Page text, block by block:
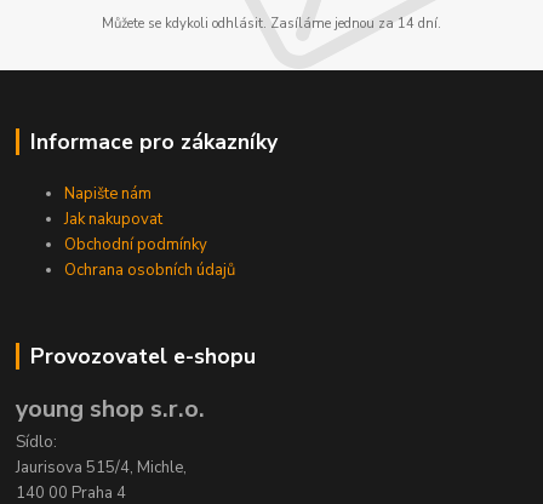
Můžete se kdykoli odhlásit. Zasíláme jednou za 14 dní.
Informace pro zákazníky
Napište nám
Jak nakupovat
Obchodní podmínky
Ochrana osobních údajů
Provozovatel e-shopu
young shop s.r.o.
Sídlo:
Jaurisova 515/4, Michle,
140 00 Praha 4